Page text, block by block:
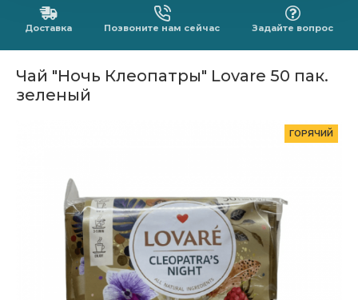
Доставка Позвоните нам сейчас Задайте вопрос
Чай "Ночь Клеопатры" Lovare 50 пак.
зеленый
ГОРЯЧИЙ